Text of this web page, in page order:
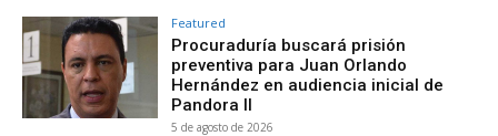
Featured
Procuraduría buscará prisión
preventiva para Juan Orlando
Hernández en audiencia inicial de
Pandora II
5 de agosto de 2026